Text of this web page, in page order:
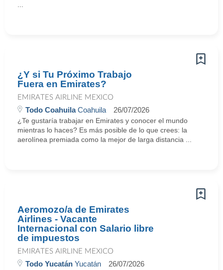
¿Y si Tu Próximo Trabajo
Fuera en Emirates?
EMIRATES AIRLINE MEXICO
Todo CoahuilaCoahuila 26/07/2026
¿Te gustaría trabajar en Emirates y conocer el mundo
mientras lo haces? Es más posible de lo que crees: la
aerolínea premiada como la mejor de larga distancia ...
Aeromozo/a de Emirates
Airlines - Vacante
Internacional con Salario libre
de impuestos
EMIRATES AIRLINE MEXICO
Todo Yucatán Yucatán 26/07/2026